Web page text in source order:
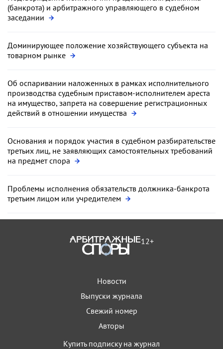
(банкрота) и арбитражного управляющего в судебном
заседании
Доминирующее положение хозяйствующего субъекта на
товарном рынке
Об оспаривании наложенных в рамках исполнительного
производства судебным приставом-исполнителем ареста
на имущество, запрета на совершение регистрационных
действий в отношении имущества
Основания и порядок участия в судебном разбирательстве
третьих лиц, не заявляющих самостоятельных требований
на предмет спора
Проблемы исполнения обязательств должника-банкрота
третьим лицом или учредителем
12+
Новости
Выпуски журнала
Свежий номер
Авторы
Купить подписку на журнал